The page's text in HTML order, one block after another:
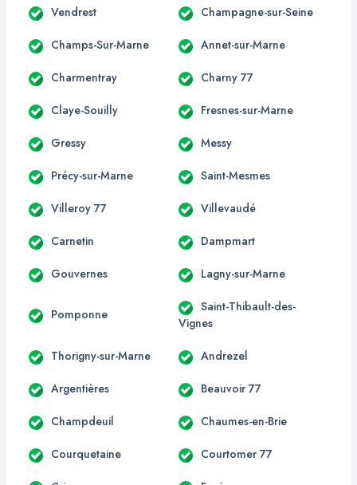
Vendrest Champagne-sur-Seine
Champs-Sur-Marne Annet-sur-Marne
Charmentray Charny 77
Claye-Souilly Fresnes-sur-Marne
Gressy Messy
Précy-sur-Marne Saint-Mesmes
Villeroy 77 Villevaudé
Carnetin Dampmart
Gouvernes Lagny-sur-Marne
Pomponne
Saint-Thibault-des-
Vignes
Thorigny-sur-Marne Andrezel
Argentières Beauvoir 77
Champdeuil Chaumes-en-Brie
Courquetaine Courtomer 77